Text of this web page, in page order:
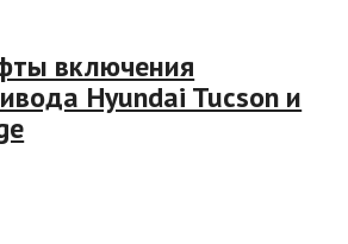
включения
Hyundai Tucson и